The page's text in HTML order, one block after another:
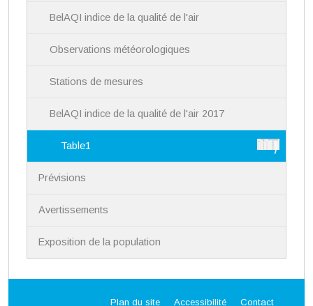
BelAQI indice de la qualité de l'air
Observations météorologiques
Stations de mesures
BelAQI indice de la qualité de l'air 2017
Table1
Prévisions
Avertissements
Exposition de la population
Plan du site Accessibilité Contact